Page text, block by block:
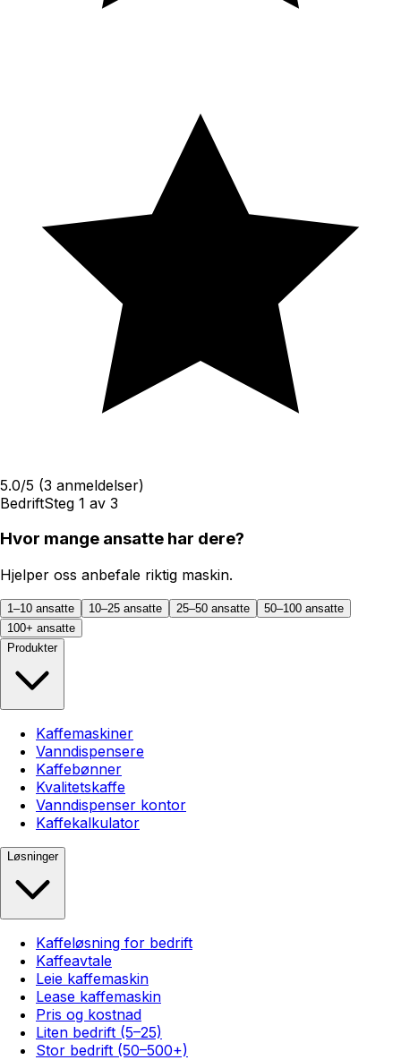
5.0/5 (3 anmeldelser)
BedriftSteg 1 av 3
Hvor mange ansatte har dere?
Hjelper oss anbefale riktig maskin.
1–10 ansatte 10–25 ansatte 25–50 ansatte
50–100 ansatte
100+ ansatte
Produkter
Kaffemaskiner
Vanndispensere
Kaffebønner
Kvalitetskaffe
Vanndispenser kontor
Kaffekalkulator
Løsninger
Kaffeløsning for bedrift
Kaffeavtale
Leie kaffemaskin
Lease kaffemaskin
Pris og kostnad
Liten bedrift (5–25)
Stor bedrift (50–500+)